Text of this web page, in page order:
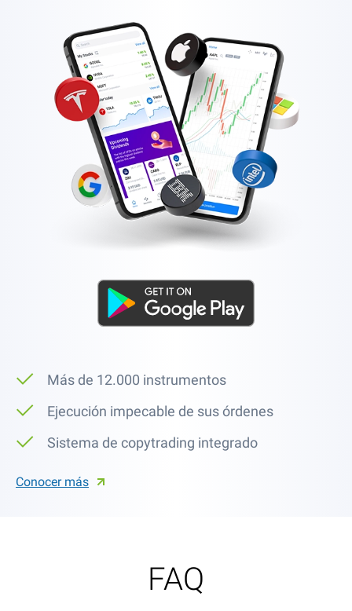
Más de 12.000 instrumentos
Ejecución impecable de sus órdenes
Sistema de copytrading integrado
Conocer más
FAQ